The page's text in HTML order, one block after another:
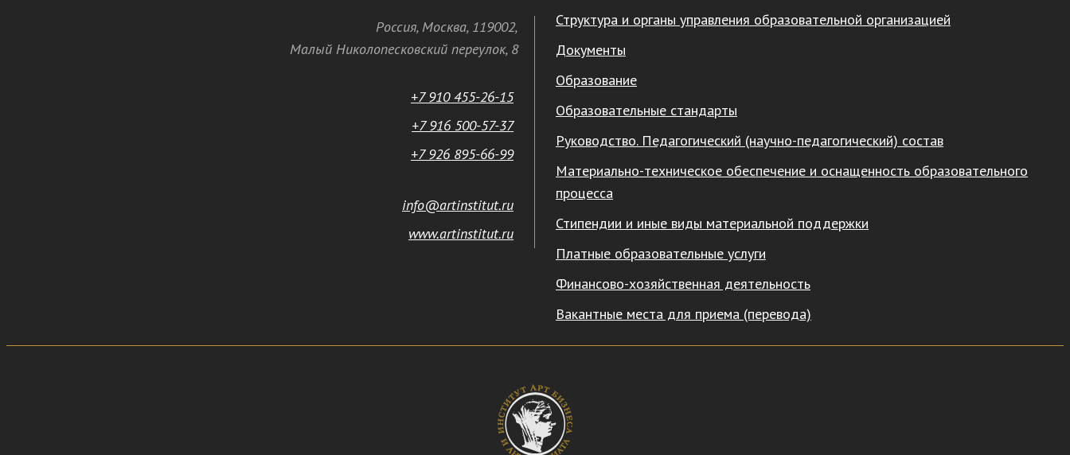
Структура и органы управления образовательной организацией
Документы
Образование
Образовательные стандарты
Руководство. Педагогический (научно-педагогический) состав
Материально-техническое обеспечение и оснащенность образовательного
процесса
Стипендии и иные виды материальной поддержки
Платные образовательные услуги
Финансово-хозяйственная деятельность
Вакантные места для приема (перевода)
Россия, Москва, 119002,
Малый Николопесковский переулок,8
+7 910 455-26-15
+7 916 500-57-37
+7 926 895-66-99
info@artinstitut.ru
www.artinstitut.ru